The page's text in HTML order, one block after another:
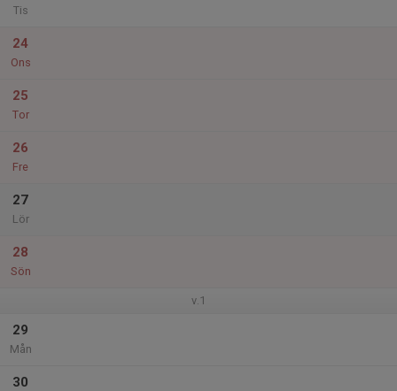
Tis
24
Ons
25
Tor
26
Fre
27
Lör
28
Sön
v.1
29
Mån
30